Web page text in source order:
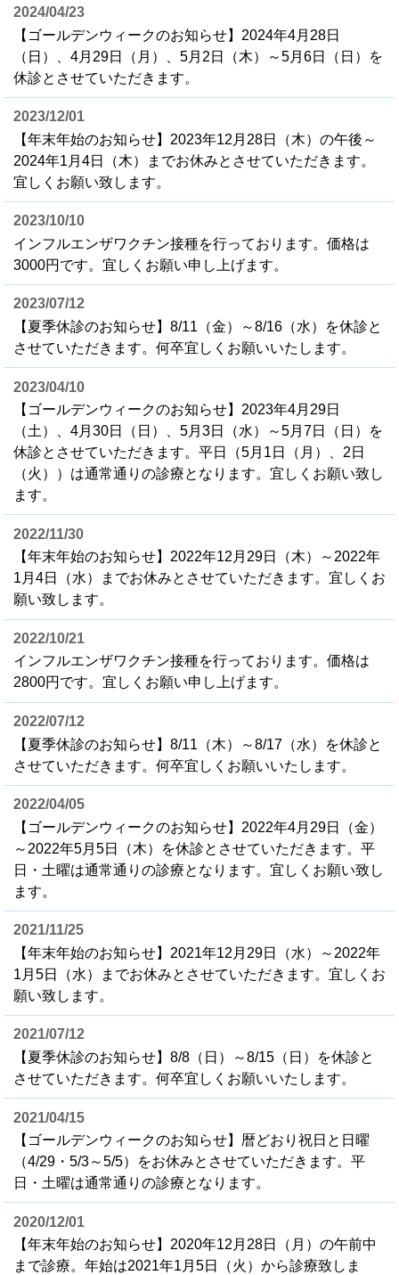
2024/04/23
【ゴールデンウィークのお知らせ】2024年4月28日
（日）、4月29日（月）、5月2日（木）～5月6日（日）を
休診とさせていただきます。
2023/12/01
【年末年始のお知らせ】2023年12月28日（木）の午後～
2024年1月4日（木）までお休みとさせていただきます。
宜しくお願い致します。
2023/10/10
インフルエンザワクチン接種を行っております。価格は
3000円です。宜しくお願い申し上げます。
2023/07/12
【夏季休診のお知らせ】8/11（金）～8/16（水）を休診と
させていただきます。何卒宜しくお願いいたします。
2023/04/10
【ゴールデンウィークのお知らせ】2023年4月29日
（土）、4月30日（日）、5月3日（水）～5月7日（日）を
休診とさせていただきます。平日（5月1日（月）、2日
（火））は通常通りの診療となります。宜しくお願い致し
ます。
2022/11/30
【年末年始のお知らせ】2022年12月29日（木）～2022年
1月4日（水）までお休みとさせていただきます。宜しくお
願い致します。
2022/10/21
インフルエンザワクチン接種を行っております。価格は
2800円です。宜しくお願い申し上げます。
2022/07/12
【夏季休診のお知らせ】8/11（木）～8/17（水）を休診と
させていただきます。何卒宜しくお願いいたします。
2022/04/05
【ゴールデンウィークのお知らせ】2022年4月29日（金）
～2022年5月5日（木）を休診とさせていただきます。平
日・土曜は通常通りの診療となります。宜しくお願い致し
ます。
2021/11/25
【年末年始のお知らせ】2021年12月29日（水）～2022年
1月5日（水）までお休みとさせていただきます。宜しくお
願い致します。
2021/07/12
【夏季休診のお知らせ】8/8（日）～8/15（日）を休診と
させていただきます。何卒宜しくお願いいたします。
2021/04/15
【ゴールデンウィークのお知らせ】暦どおり祝日と日曜
（4/29・5/3～5/5）をお休みとさせていただきます。平
日・土曜は通常通りの診療となります。
2020/12/01
【年末年始のお知らせ】2020年12月28日（月）の午前中
まで診療。年始は2021年1月5日（火）から診療致しま